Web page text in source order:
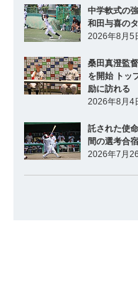
中学軟式の
和田与喜の
2026年8月5
桑田真澄監
を開始 トッ
励に訪れる
2026年8月4
託された使
間の選考合
2026年7月